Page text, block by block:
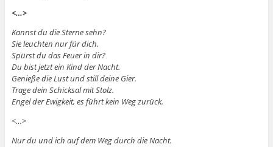
<…>
Kannst du die Sterne sehn?
Sie leuchten nur für dich.
Spürst du das Feuer in dir?
Du bist jetzt ein Kind der Nacht.
Genieße die Lust und still deine Gier.
Trage dein Schicksal mit Stolz.
Engel der Ewigkeit, es führt kein Weg zurück.
<…>
Nur du und ich auf dem Weg durch die Nacht.